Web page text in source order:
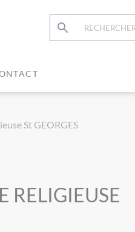
St GEORGES
RELIGIEUSE